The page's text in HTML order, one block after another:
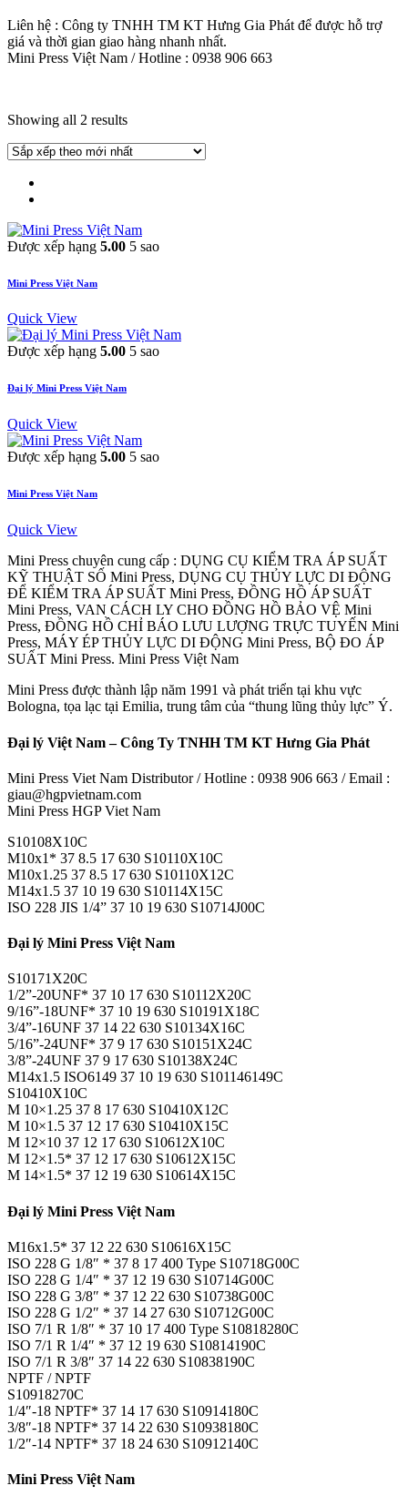
Liên hệ : Công ty TNHH TM KT Hưng Gia Phát để được hỗ trợ
giá và thời gian giao hàng nhanh nhất.
Mini Press Việt Nam / Hotline : 0938 906 663
Showing all 2 results
Được xếp hạng 5.00 5 sao
Mini Press Việt Nam
Quick View
Được xếp hạng 5.00 5 sao
Đại lý Mini Press Việt Nam
Quick View
Được xếp hạng 5.00 5 sao
Mini Press Việt Nam
Quick View
Mini Press chuyên cung cấp : DỤNG CỤ KIỂM TRA ÁP SUẤT
KỸ THUẬT SỐ Mini Press, DỤNG CỤ THỦY LỰC DI ĐỘNG
ĐỂ KIỂM TRA ÁP SUẤT Mini Press, ĐỒNG HỒ ÁP SUẤT
Mini Press, VAN CÁCH LY CHO ĐỒNG HỒ BẢO VỆ Mini
Press, ĐỒNG HỒ CHỈ BÁO LƯU LƯỢNG TRỰC TUYẾN Mini
Press, MÁY ÉP THỦY LỰC DI ĐỘNG Mini Press, BỘ ĐO ÁP
SUẤT Mini Press. Mini Press Việt Nam
Mini Press được thành lập năm 1991 và phát triển tại khu vực
Bologna, tọa lạc tại Emilia, trung tâm của “thung lũng thủy lực” Ý.
Đại lý Việt Nam – Công Ty TNHH TM KT Hưng Gia Phát
Mini Press Viet Nam Distributor / Hotline : 0938 906 663 / Email :
giau@hgpvietnam.com
Mini Press HGP Viet Nam
S10108X10C
M10x1* 37 8.5 17 630 S10110X10C
M10x1.25 37 8.5 17 630 S10110X12C
M14x1.5 37 10 19 630 S10114X15C
ISO 228 JIS 1/4” 37 10 19 630 S10714J00C
Đại lý Mini Press Việt Nam
S10171X20C
1/2”-20UNF* 37 10 17 630 S10112X20C
9/16”-18UNF* 37 10 19 630 S10191X18C
3/4”-16UNF 37 14 22 630 S10134X16C
5/16”-24UNF* 37 9 17 630 S10151X24C
3/8”-24UNF 37 9 17 630 S10138X24C
M14x1.5 ISO6149 37 10 19 630 S101146149C
S10410X10C
M 10×1.25 37 8 17 630 S10410X12C
M 10×1.5 37 12 17 630 S10410X15C
M 12×10 37 12 17 630 S10612X10C
M 12×1.5* 37 12 17 630 S10612X15C
M 14×1.5* 37 12 19 630 S10614X15C
Đại lý Mini Press Việt Nam
M16x1.5* 37 12 22 630 S10616X15C
ISO 228 G 1/8″ * 37 8 17 400 Type S10718G00C
ISO 228 G 1/4″ * 37 12 19 630 S10714G00C
ISO 228 G 3/8″ * 37 12 22 630 S10738G00C
ISO 228 G 1/2″ * 37 14 27 630 S10712G00C
ISO 7/1 R 1/8″ * 37 10 17 400 Type S10818280C
ISO 7/1 R 1/4″ * 37 12 19 630 S10814190C
ISO 7/1 R 3/8″ 37 14 22 630 S10838190C
NPTF / NPTF
S10918270C
1/4″-18 NPTF* 37 14 17 630 S10914180C
3/8″-18 NPTF* 37 14 22 630 S10938180C
1/2″-14 NPTF* 37 18 24 630 S10912140C
Mini Press Việt Nam